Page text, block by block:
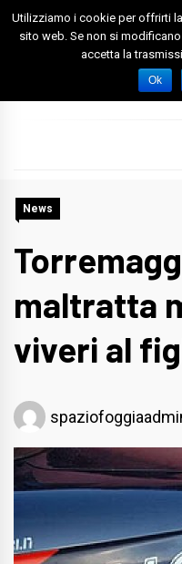
Skip
Foggia News
News
maltratta
viveri al
Utilizziamo i cookie per offrirti
sito web. Se non si
accetta la
Ok